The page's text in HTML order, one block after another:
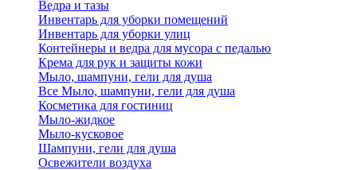
Ведра и тазы
Инвентарь для уборки помещений
Инвентарь для уборки улиц
Контейнеры и ведра для мусора с педалью
Крема для рук и защиты кожи
Мыло, шампуни, гели для душа
Все Мыло, шампуни, гели для душа
Косметика для гостиниц
Мыло-жидкое
Мыло-кусковое
Шампуни, гели для душа
Освежители воздуха